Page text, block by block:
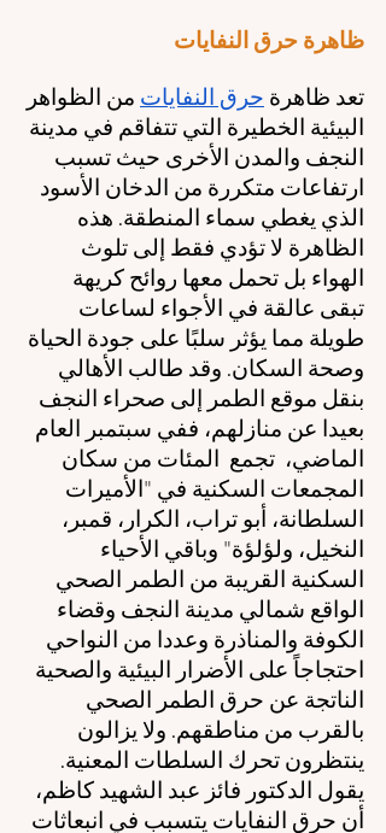
ظاهرة حرق النفايات
تعد ظاهرة حرق النفايات من الظواهر
البيئية الخطيرة التي تتفاقم في مدينة
النجف والمدن الأخرى حيث تسبب
ارتفاعات متكررة من الدخان الأسود
الذي يغطي سماء المنطقة. هذه
الظاهرة لا تؤدي فقط إلى تلوث
الهواء بل تحمل معها روائح كريهة
تبقى عالقة في الأجواء لساعات
طويلة مما يؤثر سلبًا على جودة الحياة
وصحة السكان. وقد طالب الأهالي
بنقل موقع الطمر إلى صحراء النجف
بعيدا عن منازلهم، ففي سبتمبر العام
الماضي،  تجمع  المئات من سكان
المجمعات السكنية في "الأميرات
السلطانة، أبو تراب، الكرار، قمبر،
النخيل، ولؤلؤة" وباقي الأحياء
السكنية القريبة من الطمر الصحي
الواقع شمالي مدينة النجف وقضاء
الكوفة والمناذرة وعددا من النواحي
احتجاجاً على الأضرار البيئية والصحية
الناتجة عن حرق الطمر الصحي
بالقرب من مناطقهم. ولا يزالون
ينتظرون تحرك السلطات المعنية.
يقول الدكتور فائز عبد الشهيد كاظم،
أن حرق النفايات يتسبب في انبعاثات